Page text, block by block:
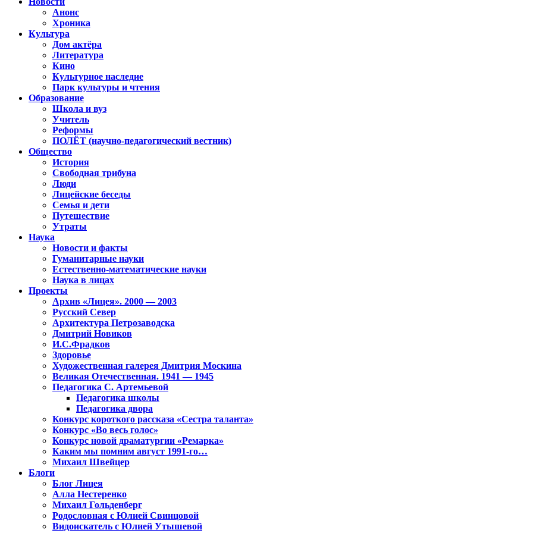
Анонс
Хроника
Культура
Дом актёра
Литература
Кино
Культурное наследие
Парк культуры и чтения
Образование
Школа и вуз
Учитель
Реформы
ПОЛЁТ (научно-педагогический вестник)
Общество
История
Свободная трибуна
Люди
Лицейские беседы
Семья и дети
Путешествие
Утраты
Наука
Новости и факты
Гуманитарные науки
Естественно-математические науки
Наука в лицах
Проекты
Архив «Лицея». 2000 — 2003
Русский Север
Архитектура Петрозаводска
Дмитрий Новиков
И.С.Фрадков
Здоровье
Художественная галерея Дмитрия Москина
Великая Отечественная. 1941 — 1945
Педагогика С. Артемьевой
Педагогика школы
Педагогика двора
Конкурс короткого рассказа «Сестра таланта»
Конкурс «Во весь голос»
Конкурс новой драматургии «Ремарка»
Каким мы помним август 1991-го…
Михаил Швейцер
Блоги
Блог Лицея
Алла Нестеренко
Михаил Гольденберг
Родословная с Юлией Свинцовой
Видоискатель с Юлией Утышевой